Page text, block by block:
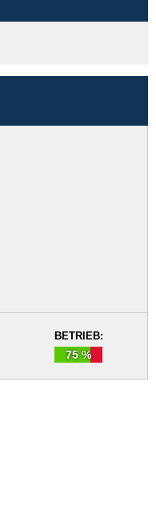
BETRIEB:
75 %